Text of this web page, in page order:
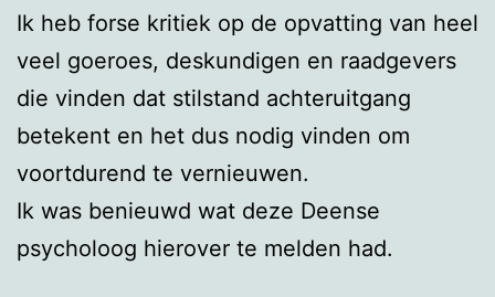
Ik heb forse kritiek op de opvatting van heel
veel goeroes, deskundigen en raadgevers
die vinden dat stilstand achteruitgang
betekent en het dus nodig vinden om
voortdurend te vernieuwen.
Ik was benieuwd wat deze Deense
psycholoog hierover te melden had.